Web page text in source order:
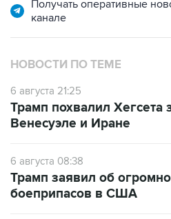
Получать оперативные
канале
НОВОСТИ ПО ТЕМЕ
6 августа 21:25
Трамп похвалил Хегсета
Венесуэле и Иране
6 августа 08:38
Трамп заявил об
боеприпасов в США